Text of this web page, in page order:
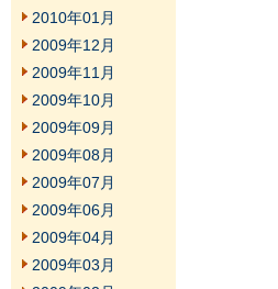
2010年01月
2009年12月
2009年11月
2009年10月
2009年09月
2009年08月
2009年07月
2009年06月
2009年04月
2009年03月